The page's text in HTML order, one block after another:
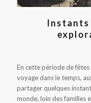
Instants
En cette période de fêtes
voyage dans le temps,
partager quelques
monde, loin des familles